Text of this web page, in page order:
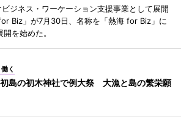
ジネス・ワーケーション支援事業として展開
Biz」が7月30日、名称を「熱海 for Biz」に
を始めた。
く
島の初木神社で例大祭 大漁と島の繁栄願